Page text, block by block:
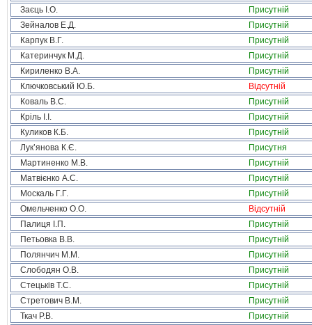
Заєць І.О.
Присутній
Зейналов Е.Д.
Присутній
Карпук В.Г.
Присутній
Катеринчук М.Д.
Присутній
Кириленко В.А.
Присутній
Ключковський Ю.Б.
Відсутній
Коваль В.С.
Присутній
Кріль І.І.
Присутній
Куликов К.Б.
Присутній
Лук’янова К.Є.
Присутня
Мартиненко М.В.
Присутній
Матвієнко А.С.
Присутній
Москаль Г.Г.
Присутній
Омельченко О.О.
Відсутній
Палиця І.П.
Присутній
Петьовка В.В.
Присутній
Полянчич М.М.
Присутній
Слободян О.В.
Присутній
Стецьків Т.С.
Присутній
Стретович В.М.
Присутній
Ткач Р.В.
Присутній